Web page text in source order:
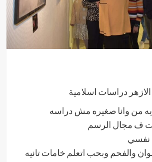
دراسات اسلامية
من وانا صغيره مش دراسه
ف مجال الرسم
والفحم وبحب اتعلم خامات تانيه